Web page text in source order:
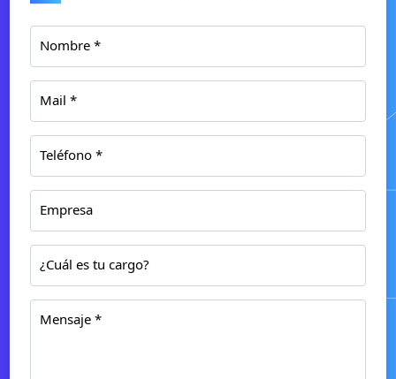
Nombre *
Mail *
Teléfono *
Empresa
¿Cuál es tu cargo?
Mensaje *